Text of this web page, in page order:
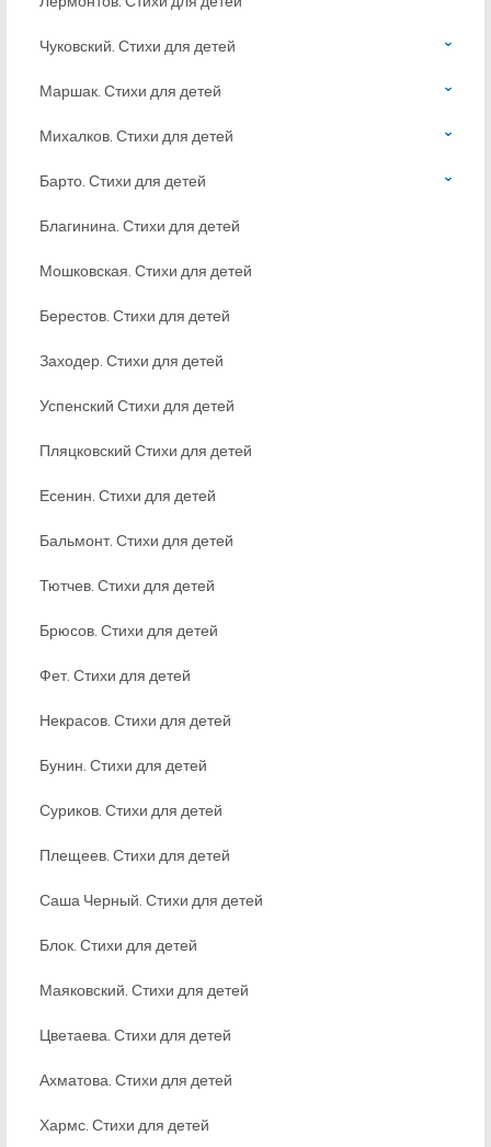
Чуковский. Стихи для детей
Маршак. Стихи для детей
Михалков. Стихи для детей
Барто. Стихи для детей
Благинина. Стихи для детей
Мошковская. Стихи для детей
Берестов. Стихи для детей
Заходер. Стихи для детей
Успенский Стихи для детей
Пляцковский Стихи для детей
Есенин. Стихи для детей
Бальмонт. Стихи для детей
Тютчев. Стихи для детей
Брюсов. Стихи для детей
Фет. Стихи для детей
Некрасов. Стихи для детей
Бунин. Стихи для детей
Суриков. Стихи для детей
Плещеев. Стихи для детей
Саша Черный. Стихи для детей
Блок. Стихи для детей
Маяковский. Стихи для детей
Цветаева. Стихи для детей
Ахматова. Стихи для детей
Хармс. Стихи для детей